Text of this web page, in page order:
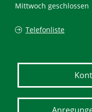
Mittwoch geschlossen
Telefonliste